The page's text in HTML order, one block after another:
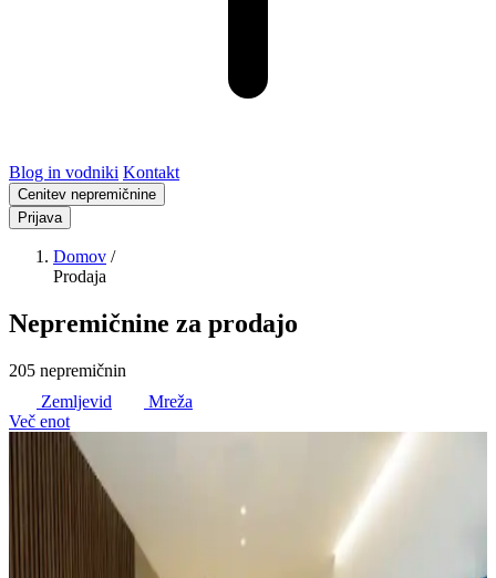
Blog in vodniki Kontakt
Cenitev nepremičnine
Prijava
Domov /
Prodaja
Nepremičnine za prodajo
205 nepremičnin
Zemljevid
Mreža
Več enot